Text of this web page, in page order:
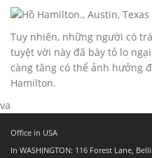
Tuy nhiên, những người có
tuyệt vời này đã bày tỏ lo
càng tăng có thể ảnh hưởng
Hamilton.
va
Office in USA
In WASHINGTON: 116 Forest Lane,